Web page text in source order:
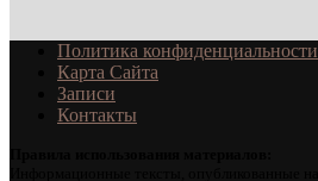
Политика конфиденциальности
Карта Сайта
Записи
Контакты